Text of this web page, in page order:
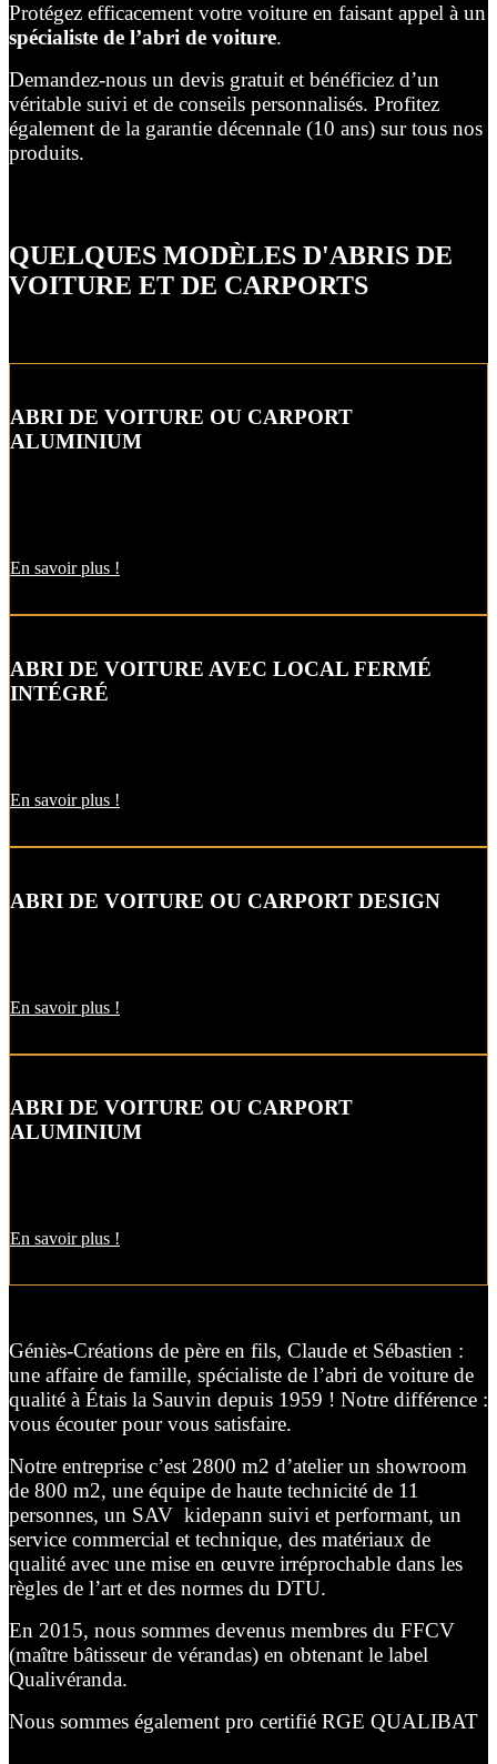
Protégez efficacement votre voiture en faisant appel à un
spécialiste de l’abri de voiture.
Demandez-nous un devis gratuit et bénéficiez d’un
véritable suivi et de conseils personnalisés. Profitez
également de la garantie décennale (10 ans) sur tous nos
produits.
QUELQUES MODÈLES D'ABRIS DE
VOITURE ET DE CARPORTS
ABRI DE VOITURE OU CARPORT
ALUMINIUM
En savoir plus !
ABRI DE VOITURE AVEC LOCAL FERMÉ
INTÉGRÉ
En savoir plus !
ABRI DE VOITURE OU CARPORT DESIGN
En savoir plus !
ABRI DE VOITURE OU CARPORT
ALUMINIUM
En savoir plus !
Géniès-Créations de père en fils, Claude et Sébastien :
une affaire de famille, spécialiste de l’abri de voiture de
qualité à Étais la Sauvin depuis 1959 ! Notre différence :
vous écouter pour vous satisfaire.
Notre entreprise c’est 2800 m2 d’atelier un showroom
de 800 m2, une équipe de haute technicité de 11
personnes, un SAV kidepann suivi et performant, un
service commercial et technique, des matériaux de
qualité avec une mise en œuvre irréprochable dans les
règles de l’art et des normes du DTU.
En 2015, nous sommes devenus membres du FFCV
(maître bâtisseur de vérandas) en obtenant le label
Qualivéranda.
Nous sommes également pro certifié RGE QUALIBAT